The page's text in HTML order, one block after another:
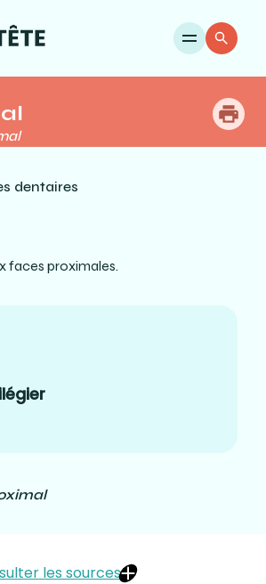
dentaires
faces proximales.
les sources